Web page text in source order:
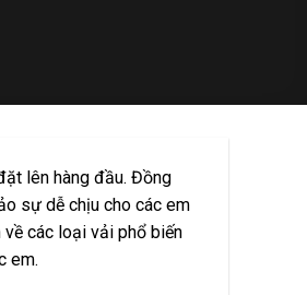
lên hàng đầu. Đồng
sự dễ chịu cho các em
các loại vải phổ biến
em.